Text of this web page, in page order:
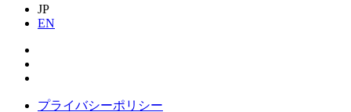
JP
EN
プライバシーポリシー